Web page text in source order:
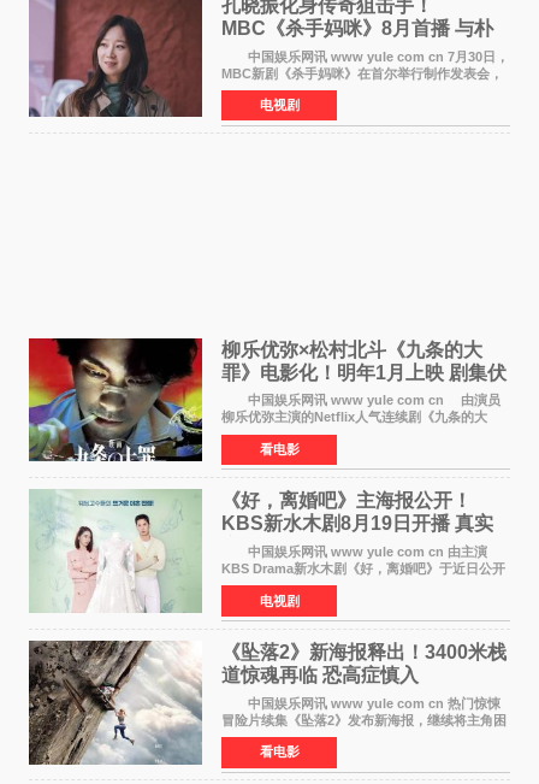
孔晓振化身传奇狙击手！
MBC《杀手妈咪》8月首播 与朴
恩斌展开收视对决
中国娱乐网讯 www yule com cn 7月30日，
MBC新剧《杀手妈咪》在首尔举行制作发表会，
主演孔晓振、郑准元、李相二、无真星、崔宇
成、李银泉等人一同出席，为新剧宣传造势。这
是孔晓振继《毛骨
电视剧
柳乐优弥×松村北斗《九条的大
罪》电影化！明年1月上映 剧集伏
笔将全面揭晓
中国娱乐网讯 www yule com cn 由演员
柳乐优弥主演的Netflix人气连续剧《九条的大
罪》正式宣布改编为电影，将于明年1月8日全国
上映。柳乐优弥与SixTONES松村北斗再度联
手，为观众带来这部
看电影
《好，离婚吧》主海报公开！
KBS新水木剧8月19日开播 真实
离婚体验记来袭
中国娱乐网讯 www yule com cn 由主演
KBS Drama新水木剧《好，离婚吧》于近日公开
主海报，正式进入开播倒计时。 海报中，男
女主角背对背站立，各自望向不同方向，中央的
空白与冷漠的表情
电视剧
《坠落2》新海报释出！3400米栈
道惊魂再临 恐高症慎入
中国娱乐网讯 www yule com cn 热门惊悚
冒险片续集《坠落2》发布新海报，继续将主角困
于绝境高处——这一次，是摇摇欲坠的徒步栈
道。该片将于今年9月2日北美上映，恐高症患者
请提前做好心理
看电影